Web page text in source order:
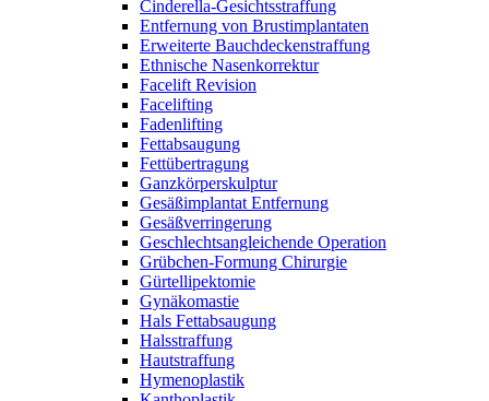
Cinderella-Gesichtsstraffung
Entfernung von Brustimplantaten
Erweiterte Bauchdeckenstraffung
Ethnische Nasenkorrektur
Facelift Revision
Facelifting
Fadenlifting
Fettabsaugung
Fettübertragung
Ganzkörperskulptur
Gesäßimplantat Entfernung
Gesäßverringerung
Geschlechtsangleichende Operation
Grübchen-Formung Chirurgie
Gürtellipektomie
Gynäkomastie
Hals Fettabsaugung
Halsstraffung
Hautstraffung
Hymenoplastik